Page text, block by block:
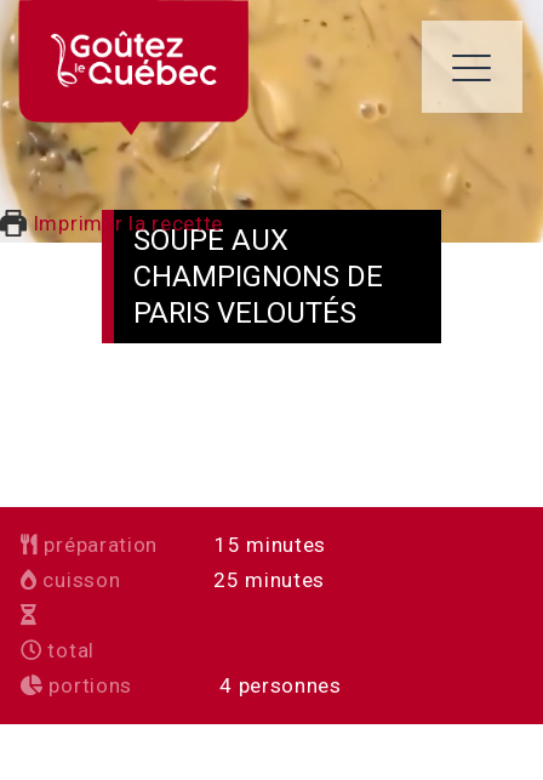
Skip
to
content
SOUPE AUX
CHAMPIGNONS DE
PARIS VELOUTÉS
préparation 15 minutes
minutes
cuisson
25 minutes
minutes
total
portions
4 personnes
Imprimer la recette